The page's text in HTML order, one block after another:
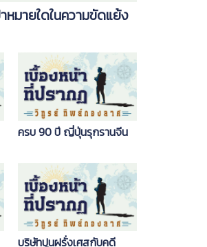
หมายใดในความขัดแย้ง
ครบ 90 ปี ญี่ปุ่นรุกรานจีน
บริษัทปูนฝรั่งเศสกับคดี